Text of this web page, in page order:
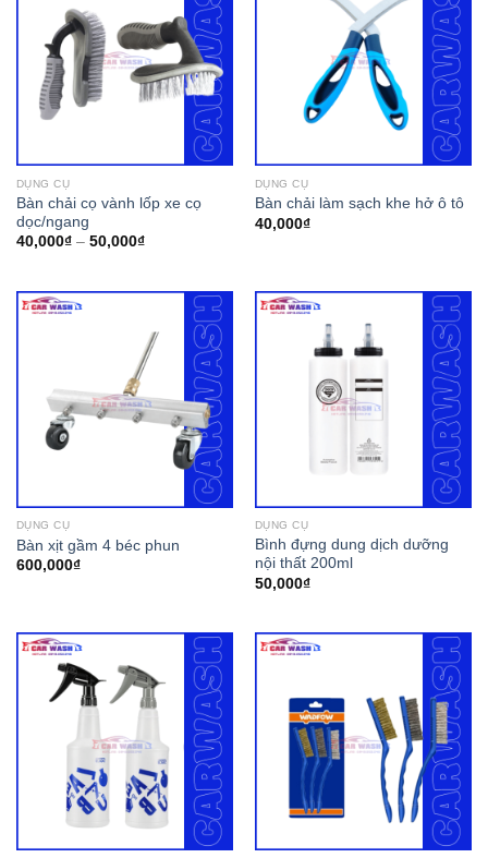
DỤNG CỤ
Bàn chải cọ vành lốp xe cọ
dọc/ngang
40,000₫– 50,000₫
DỤNG CỤ
Bàn chải làm sạch khe hở ô tô
40,000₫
DỤNG CỤ
Bàn xịt gầm 4 béc phun
600,000₫
DỤNG CỤ
Bình đựng dung dịch dưỡng
nội thất 200ml
50,000₫